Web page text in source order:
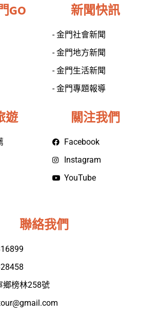
GO 新聞快訊
- 金門社會新聞
- 金門地方新聞
- 金門生活新聞
- 金門專題報導
遊 關注我們
Facebook
Instagram
YouTube
聯絡我們
鄉榜林258號